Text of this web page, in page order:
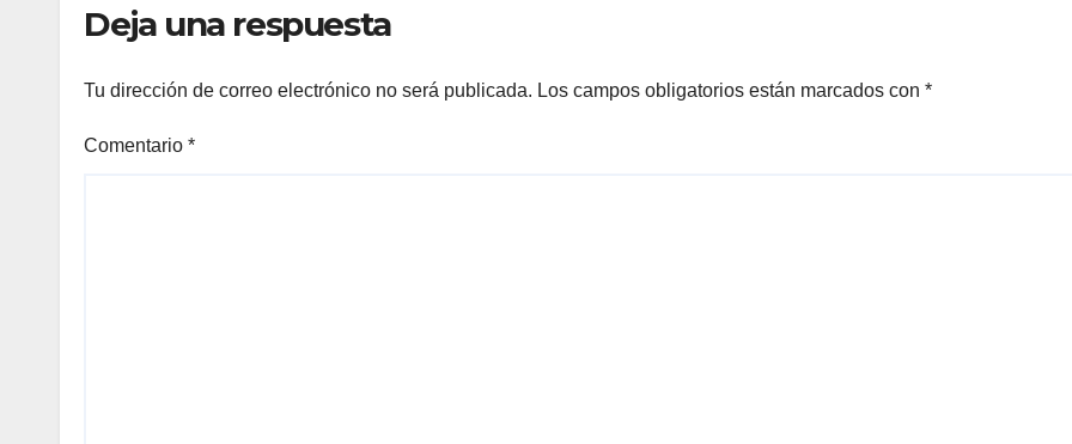
Deja una respuesta
Tu dirección de correo electrónico no será publicada. Los campos obligatorios están marcados con *
Comentario *